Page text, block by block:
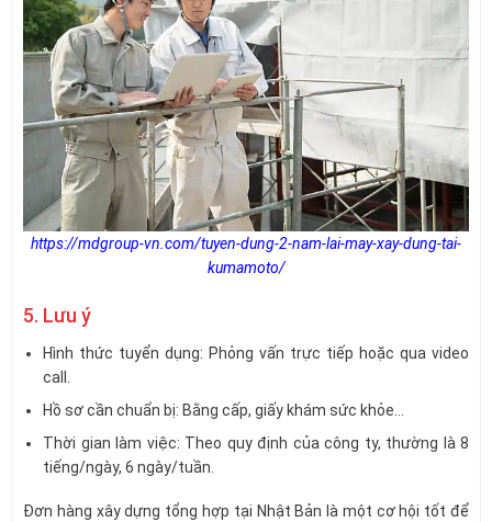
https://mdgroup-vn.com/tuyen-dung-2-nam-lai-may-xay-dung-tai-
kumamoto/
5. Lưu ý
Hình thức tuyển dụng: Phỏng vấn trực tiếp hoặc qua video
call.
Hồ sơ cần chuẩn bị: Bằng cấp, giấy khám sức khỏe…
Thời gian làm việc: Theo quy định của công ty, thường là 8
tiếng/ngày, 6 ngày/tuần.
Đơn hàng xây dựng tổng hợp tại Nhật Bản là một cơ hội tốt để